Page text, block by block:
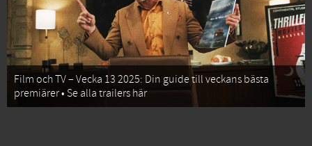
Film och TV – Vecka 13 2025: Din guide till veckans bästa
premiärer • Se alla trailers här